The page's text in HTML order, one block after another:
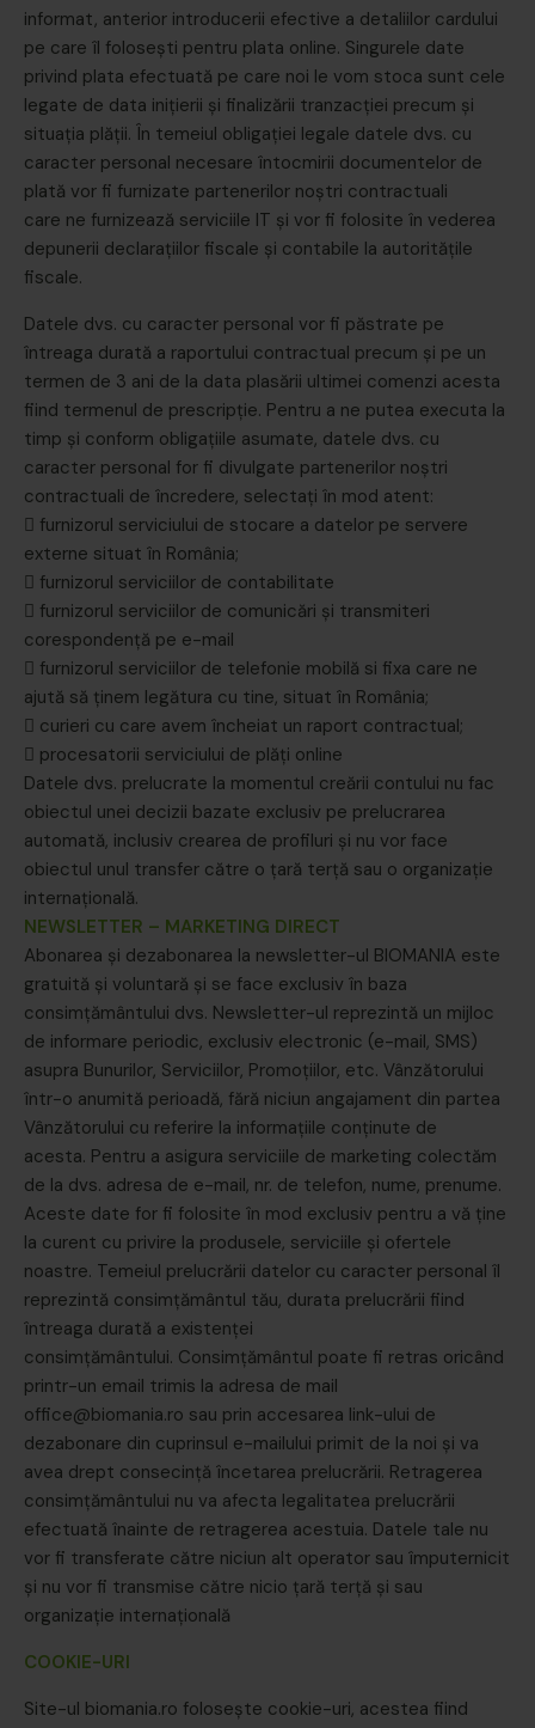
informat, anterior introducerii efective a detaliilor cardului
pe care îl folosești pentru plata online. Singurele date
privind plata efectuată pe care noi le vom stoca sunt cele
legate de data inițierii și finalizării tranzacției precum și
situația plății. În temeiul obligației legale datele dvs. cu
caracter personal necesare întocmirii documentelor de
plată vor fi furnizate partenerilor noștri contractuali
care ne furnizează serviciile IT și vor fi folosite în vederea
depunerii declarațiilor fiscale și contabile la autoritățile
fiscale.
Datele dvs. cu caracter personal vor fi păstrate pe
întreaga durată a raportului contractual precum și pe un
termen de 3 ani de la data plasării ultimei comenzi acesta
fiind termenul de prescripție. Pentru a ne putea executa la
timp și conform obligațiile asumate, datele dvs. cu
caracter personal for fi divulgate partenerilor noștri
contractuali de încredere, selectați în mod atent:
 furnizorul serviciului de stocare a datelor pe servere
externe situat în România;
 furnizorul serviciilor de contabilitate
 furnizorul serviciilor de comunicări și transmiteri
corespondență pe e-mail
 furnizorul serviciilor de telefonie mobilă si fixa care ne
ajută să ținem legătura cu tine, situat în România;
 curieri cu care avem încheiat un raport contractual;
 procesatorii serviciului de plăți online
Datele dvs. prelucrate la momentul creării contului nu fac
obiectul unei decizii bazate exclusiv pe prelucrarea
automată, inclusiv crearea de profiluri și nu vor face
obiectul unul transfer către o țară terță sau o organizație
internațională.
NEWSLETTER – MARKETING DIRECT
Abonarea și dezabonarea la newsletter-ul BIOMANIA este
gratuită și voluntară și se face exclusiv în baza
consimțământului dvs. Newsletter-ul reprezintă un mijloc
de informare periodic, exclusiv electronic (e-mail, SMS)
asupra Bunurilor, Serviciilor, Promoțiilor, etc. Vânzătorului
într-o anumită perioadă, fără niciun angajament din partea
Vânzătorului cu referire la informațiile conținute de
acesta. Pentru a asigura serviciile de marketing colectăm
de la dvs. adresa de e-mail, nr. de telefon, nume, prenume.
Aceste date for fi folosite în mod exclusiv pentru a vă ține
la curent cu privire la produsele, serviciile și ofertele
noastre. Temeiul prelucrării datelor cu caracter personal îl
reprezintă consimțământul tău, durata prelucrării fiind
întreaga durată a existenței
consimțământului. Consimțământul poate fi retras oricând
printr-un email trimis la adresa de mail
office@biomania.ro sau prin accesarea link-ului de
dezabonare din cuprinsul e-mailului primit de la noi și va
avea drept consecință încetarea prelucrării. Retragerea
consimțământului nu va afecta legalitatea prelucrării
efectuată înainte de retragerea acestuia. Datele tale nu
vor fi transferate către niciun alt operator sau împuternicit
și nu vor fi transmise către nicio țară terță și sau
organizație internațională
COOKIE-URI
Site-ul biomania.ro foloseşte cookie-uri, acestea fiind